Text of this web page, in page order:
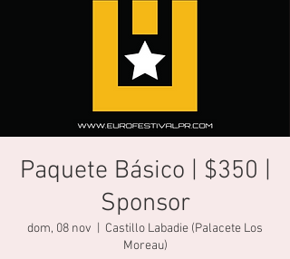
Paquete Básico | $350 |
Sponsor
dom, 08 nov
Castillo Labadie (Palacete Los
Moreau)